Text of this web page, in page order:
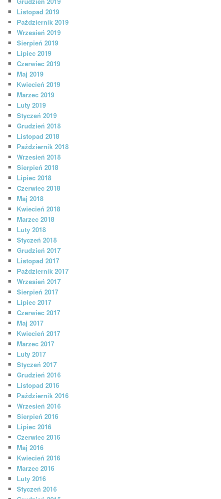
Listopad 2019
Październik 2019
Wrzesień 2019
Sierpień 2019
Lipiec 2019
Czerwiec 2019
Maj 2019
Kwiecień 2019
Marzec 2019
Luty 2019
Styczeń 2019
Grudzień 2018
Listopad 2018
Październik 2018
Wrzesień 2018
Sierpień 2018
Lipiec 2018
Czerwiec 2018
Maj 2018
Kwiecień 2018
Marzec 2018
Luty 2018
Styczeń 2018
Grudzień 2017
Listopad 2017
Październik 2017
Wrzesień 2017
Sierpień 2017
Lipiec 2017
Czerwiec 2017
Maj 2017
Kwiecień 2017
Marzec 2017
Luty 2017
Styczeń 2017
Grudzień 2016
Listopad 2016
Październik 2016
Wrzesień 2016
Sierpień 2016
Lipiec 2016
Czerwiec 2016
Maj 2016
Kwiecień 2016
Marzec 2016
Luty 2016
Styczeń 2016